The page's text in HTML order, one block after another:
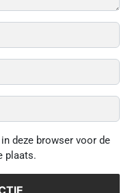
deze browser voor de
plaats.